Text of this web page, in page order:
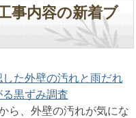
事内容の新着ブ
た外壁の汚れと雨だれ
黒ずみ調査
ら、外壁の汚れが気にな